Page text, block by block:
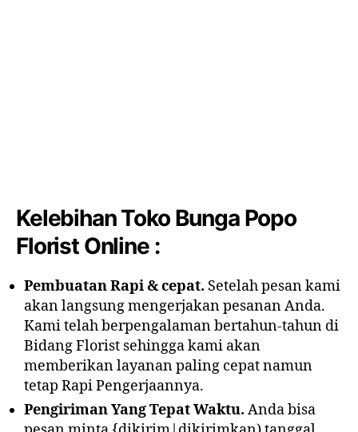
Kelebihan Toko Bunga Popo
Florist Online :
Pembuatan Rapi & cepat. Setelah pesan kami
akan langsung mengerjakan pesanan Anda.
Kami telah berpengalaman bertahun-tahun di
Bidang Florist sehingga kami akan
memberikan layanan paling cepat namun
tetap Rapi Pengerjaannya.
Pengiriman Yang Tepat Waktu. Anda bisa